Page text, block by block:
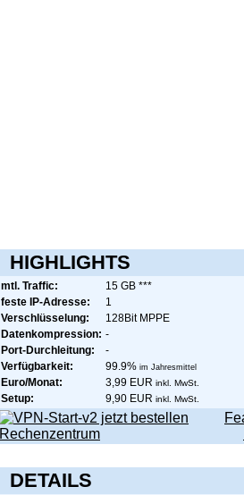
HIGHLIGHTS
mtl. Traffic:
15 GB ***
feste IP-Adresse:
1
Verschlüsselung:
128Bit MPPE
Datenkompression: -
Port-Durchleitung:
-
Verfügbarkeit:
99.9% im Jahresmittel
Euro/Monat: 3,99 EUR inkl. MwSt.
Setup: 9,90 EUR inkl. MwSt.
Rechenzentrum
DETAILS